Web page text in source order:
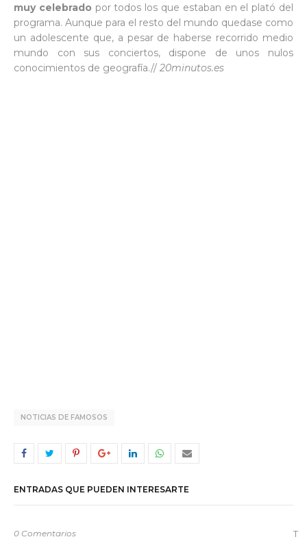
muy celebrado por todos los que estaban en el plató del
programa. Aunque para el resto del mundo quedase como
un adolescente que, a pesar de haberse recorrido medio
mundo con sus conciertos, dispone de unos nulos
conocimientos de geografía.// 20minutos.es
NOTICIAS DE FAMOSOS
ENTRADAS QUE PUEDEN INTERESARTE
0 Comentarios T